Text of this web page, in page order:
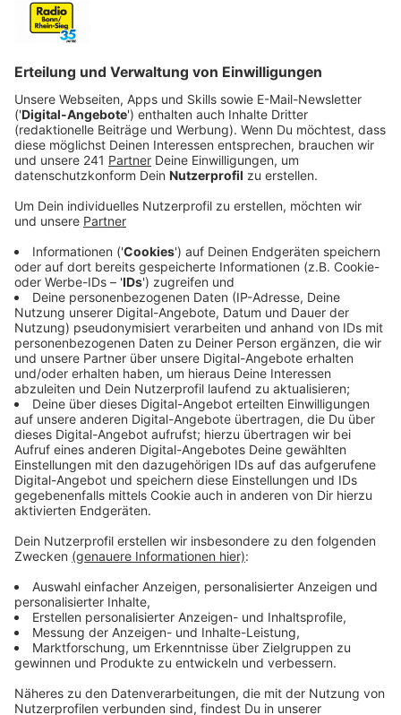
erfahren. So kommt es nicht von ungefähr, dass
zehn Millionen in Fitnesstudios bundesweit in
die gesamte Fitnessbranche auf der FIBO in Köln aus.
Die Fitnessmesse findet dieses Jahr vom11. bis 14.
Aprilstatt.
Wir nehmen das zum Anlass, uns die aktuellen
Fitnesstrends einmal näher anzuschauen. Das
anerkannte American College of Sports Medicine
gibt
für jedes Jahr einen Trendbarometer heraus, welche
Anzeige
Wearables zum Training
Anzeige
Auf Nummer eins der Top-20-Liste der US-
amerikanischen Organisation landen sogenannte
Wearables. Damit sind beispielsweise Fitnesstracker,
Fitnessuhren, -armbände und vieles gemeint.
Wearables sind - dem Bundesamt für Sicherheit in der
Informationstechnik (BDSI) kleine Computersysteme,
die direkt am Körper getragen werden. "So ist es
heute bereits möglich unter anderem die
Herzfrequenz, den Blutdruck, den Blutzuckerspiegel,
den Schlaf oder den Kalorienverbrauch zu messen",
erklärt das BDSI.